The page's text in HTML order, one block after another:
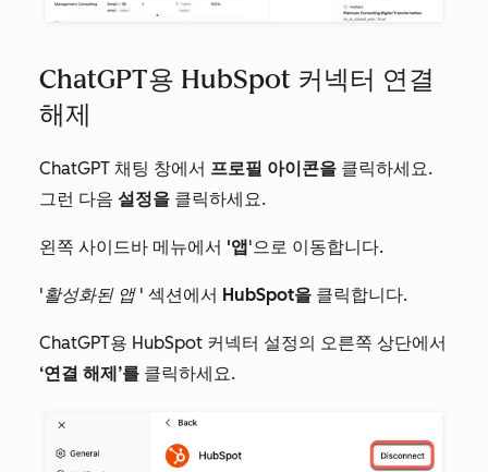
ChatGPT용 HubSpot 커넥터 연결
해제
ChatGPT 채팅 창에서 프로필 아이콘을 클릭하세요.
그런 다음 설정을 클릭하세요.
왼쪽 사이드바 메뉴에서 '앱 '으로 이동합니다.
'활성화된 앱' 섹션에서 HubSpot을 클릭합니다.
ChatGPT용 HubSpot 커넥터 설정의 오른쪽 상단에서
‘연결 해제’를 클릭하세요.